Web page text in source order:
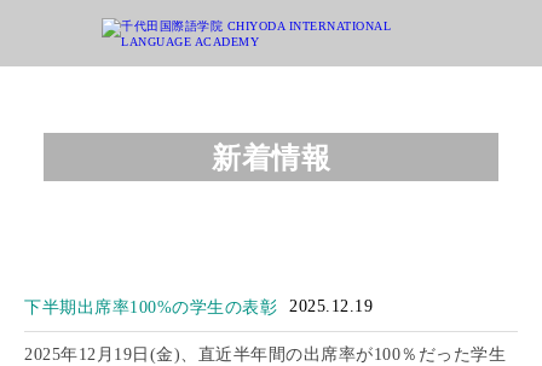
新着情報
下半期出席率100%の学生の表彰 2025.12.19
2025年12月19日(金)、直近半年間の出席率が100％だった学生